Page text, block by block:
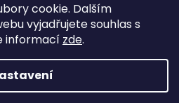
cookie. Dalším
vyjadřujete souhlas s
informací zde.
Shoptet